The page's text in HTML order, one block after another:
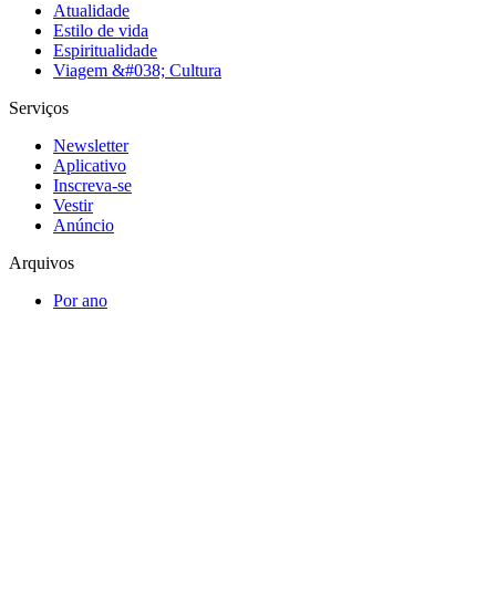
Atualidade
Estilo de vida
Espiritualidade
Viagem &#038; Cultura
Serviços
Newsletter
Aplicativo
Inscreva-se
Vestir
Anúncio
Arquivos
Por ano